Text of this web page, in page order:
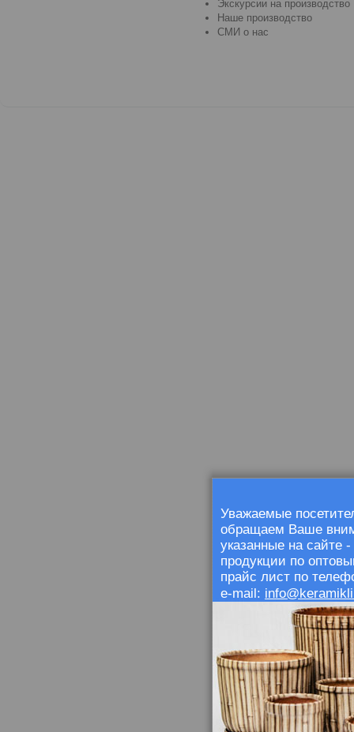
Экскурсии на производство
Наше производство
СМИ о нас
Уважаемые
обращаем Ваше
указанные на сайте
продукции по
прайс лист по
e-mail: